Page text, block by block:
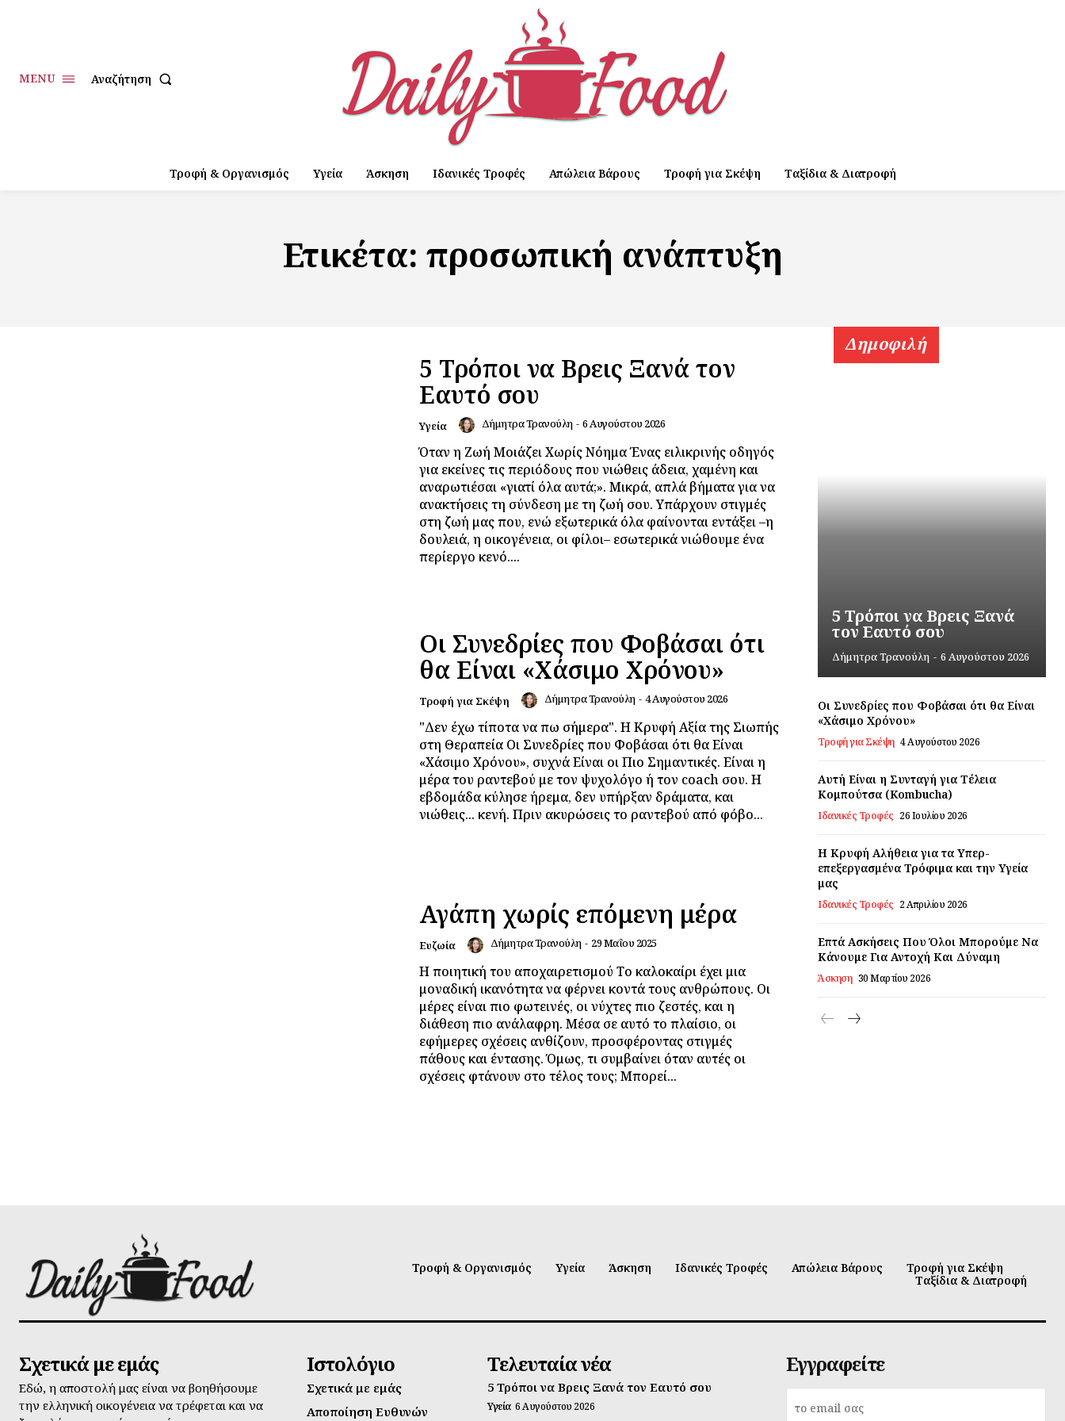
MENU Αναζήτηση
Τροφή & Οργανισμός Υγεία Άσκηση Ιδανικές Τροφές Απώλεια Βάρους Τροφή για Σκέψη Ταξίδια & Διατροφή
Ετικέτα: προσωπική ανάπτυξη
5 Τρόποι να Βρεις Ξανά τον
Εαυτό σου
Υγεία Δήμητρα Τρανούλη - 6 Αυγούστου 2026
Όταν η Ζωή Μοιάζει Χωρίς Νόημα Ένας ειλικρινής οδηγός
για εκείνες τις περιόδους που νιώθεις άδεια, χαμένη και
αναρωτιέσαι «γιατί όλα αυτά;». Μικρά, απλά βήματα για να
ανακτήσεις τη σύνδεση με τη ζωή σου. Υπάρχουν στιγμές
στη ζωή μας που, ενώ εξωτερικά όλα φαίνονται εντάξει –η
δουλειά, η οικογένεια, οι φίλοι– εσωτερικά νιώθουμε ένα
περίεργο κενό....
Οι Συνεδρίες που Φοβάσαι ότι
θα Είναι «Χάσιμο Χρόνου»
Τροφή για Σκέψη Δήμητρα Τρανούλη - 4 Αυγούστου 2026
"Δεν έχω τίποτα να πω σήμερα". Η Κρυφή Αξία της Σιωπής
στη Θεραπεία Οι Συνεδρίες που Φοβάσαι ότι θα Είναι
«Χάσιμο Χρόνου», συχνά Είναι οι Πιο Σημαντικές. Είναι η
μέρα του ραντεβού με τον ψυχολόγο ή τον coach σου. Η
εβδομάδα κύλησε ήρεμα, δεν υπήρξαν δράματα, και
νιώθεις... κενή. Πριν ακυρώσεις το ραντεβού από φόβο...
Αγάπη χωρίς επόμενη μέρα
Ευζωία Δήμητρα Τρανούλη - 29 Μαΐου 2025
Η ποιητική του αποχαιρετισμού Το καλοκαίρι έχει μια
μοναδική ικανότητα να φέρνει κοντά τους ανθρώπους. Οι
μέρες είναι πιο φωτεινές, οι νύχτες πιο ζεστές, και η
διάθεση πιο ανάλαφρη. Μέσα σε αυτό το πλαίσιο, οι
εφήμερες σχέσεις ανθίζουν, προσφέροντας στιγμές
πάθους και έντασης. Όμως, τι συμβαίνει όταν αυτές οι
σχέσεις φτάνουν στο τέλος τους; Μπορεί...
Δημοφιλή
5 Τρόποι να Βρεις Ξανά
τον Εαυτό σου
Δήμητρα Τρανούλη - 6 Αυγούστου 2026
Οι Συνεδρίες που Φοβάσαι ότι θα Είναι
«Χάσιμο Χρόνου»
Τροφή για Σκέψη 4 Αυγούστου 2026
Αυτή Είναι η Συνταγή για Τέλεια
Κομπούτσα (Kombucha)
Ιδανικές Τροφές 26 Ιουλίου 2026
Η Κρυφή Αλήθεια για τα Υπερ-
επεξεργασμένα Τρόφιμα και την Υγεία
μας
Ιδανικές Τροφές 2 Απριλίου 2026
Επτά Ασκήσεις Που Όλοι Μπορούμε Να
Κάνουμε Για Αντοχή Και Δύναμη
Άσκηση 30 Μαρτίου 2026
Τροφή & Οργανισμός Υγεία Άσκηση Ιδανικές Τροφές Απώλεια Βάρους
Τροφή για Σκέψη
Ταξίδια & Διατροφή
Σχετικά με εμάς
Εδώ, η αποστολή μας είναι να βοηθήσουμε
την ελληνική οικογένεια να τρέφεται και να
Ιστολόγιο
Σχετικά με εμάς
Αποποίηση Ευθυνών
Τελευταία νέα
5 Τρόποι να Βρεις Ξανά τον Εαυτό σου
Υγεία 6 Αυγούστου 2026
Εγγραφείτε